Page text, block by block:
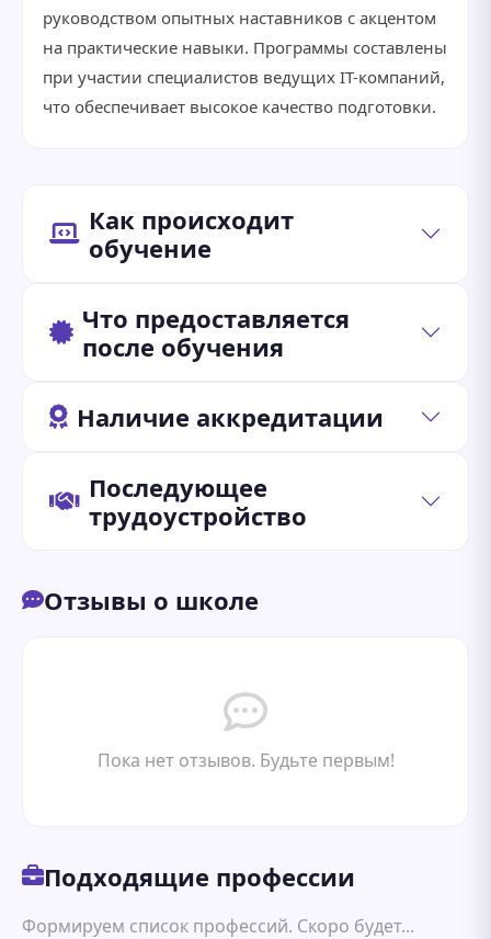
руководством опытных наставников с акцентом
на практические навыки. Программы составлены
при участии специалистов ведущих IT-компаний,
что обеспечивает высокое качество подготовки.
Как происходит
обучение
Что предоставляется
после обучения
Наличие аккредитации
Последующее
трудоустройство
Отзывы о школе
Пока нет отзывов. Будьте первым!
Подходящие профессии
Формируем список профессий. Скоро будет...